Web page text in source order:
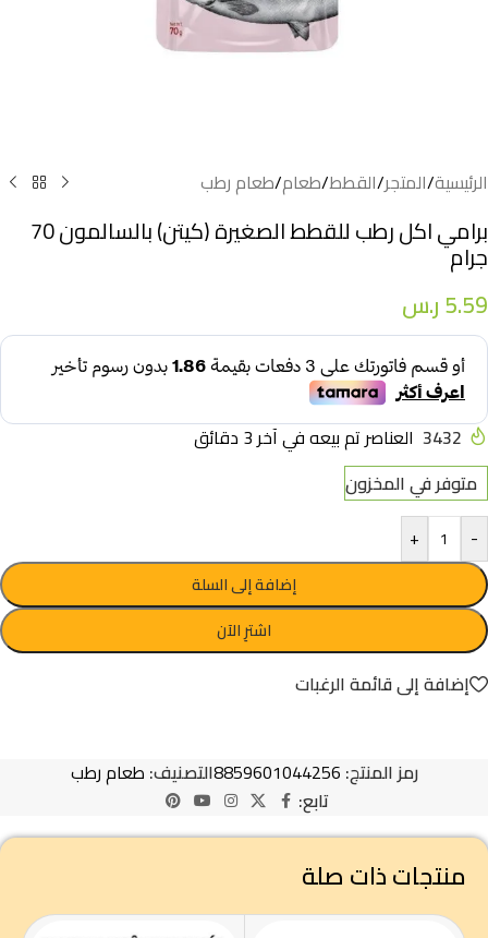
الرئيسية/المتجر/القطط/طعام/طعام رطب
برامي اكل رطب للقطط الصغيرة (كيتن) بالسالمون 70
جرام
5.59ر.س
3432 العناصر تم بيعه في آخر 3 دقائق
متوفر في المخزون
-
+
إضافة إلى السلة
اشترِ الآن
إضافة إلى قائمة الرغبات
رمز المنتج: 8859601044256التصنيف: طعام رطب
تابع:
منتجات ذات صلة